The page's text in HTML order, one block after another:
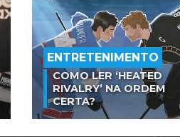
ENTRETENIMENTO
COMO LER ‘HEATED
RIVALRY’ NA ORDEM
CERTA?